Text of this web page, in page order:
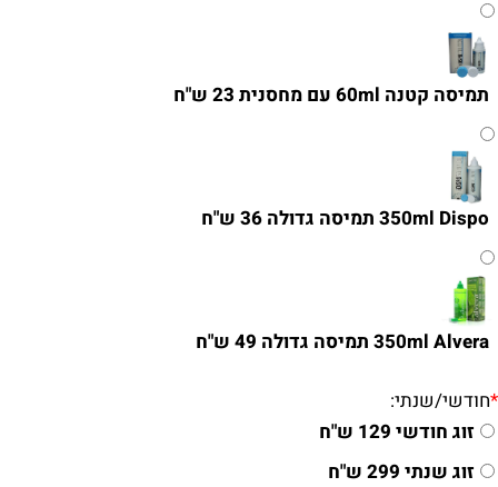
תמיסה קטנה 60ml עם מחסנית 23 ש"ח
350ml Dispo תמיסה גדולה 36 ש"ח
350ml Alvera תמיסה גדולה 49 ש"ח
*חודשי/שנתי:
זוג חודשי 129 ש"ח
זוג שנתי 299 ש"ח